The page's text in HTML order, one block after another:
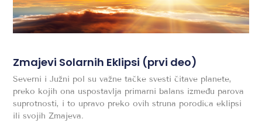
Zmajevi Solarnih Eklipsi (prvi deo)
Severni i Južni pol su važne tačke svesti čitave planete,
preko kojih ona uspostavlja primarni balans između parova
suprotnosti, i to upravo preko ovih struna porodica eklipsi
ili svojih Zmajeva.